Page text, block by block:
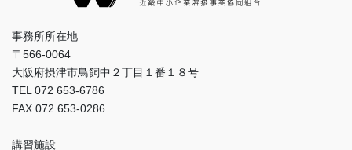
事務所所在地
〒566-0064
大阪府摂津市鳥飼中２丁目１番１８号
TEL 072 653-6786
FAX 072 653-0286
講習施設